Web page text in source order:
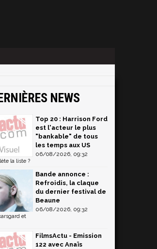
NEWS
Top 20 : Harrison Ford
est l'acteur le plus
"bankable" de tous
les temps aux US
06/08/2026, 09:32
la liste ?
Bande annonce :
Refroidis, la claque
du dernier festival de
Beaune
06/08/2026, 09:32
et
FilmsActu - Emission
122 avec Anaïs